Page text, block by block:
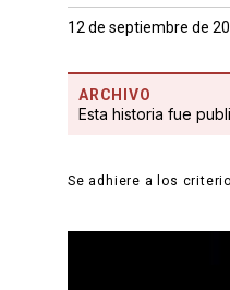
12 de septiembre de
ARCHIVO
Esta historia fue
Se adhiere a los